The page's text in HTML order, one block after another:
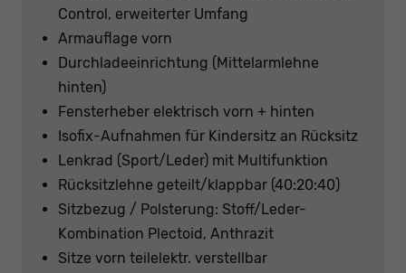
Control, erweiterter Umfang
Armauflage vorn
Durchladeeinrichtung (Mittelarmlehne
hinten)
Fensterheber elektrisch vorn + hinten
Isofix-Aufnahmen für Kindersitz an Rücksitz
Lenkrad (Sport/Leder) mit Multifunktion
Rücksitzlehne geteilt/klappbar (40:20:40)
Sitzbezug / Polsterung: Stoff/Leder-
Kombination Plectoid, Anthrazit
Sitze vorn teilelektr. verstellbar